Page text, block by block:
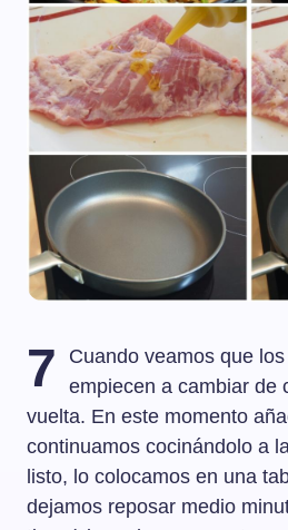
7
Cuando veamos que
empiecen a cambiar de
vuelta. En este momento
continuamos cocinándolo a
listo, lo colocamos en una
dejamos reposar medio